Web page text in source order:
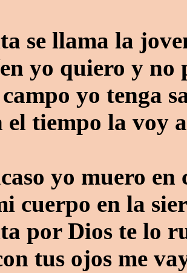
se llama la
yo quiero y no
yo tenga
el tiempo la voy
yo muero en
cuerpo en la
por Dios te lo
tus ojos me